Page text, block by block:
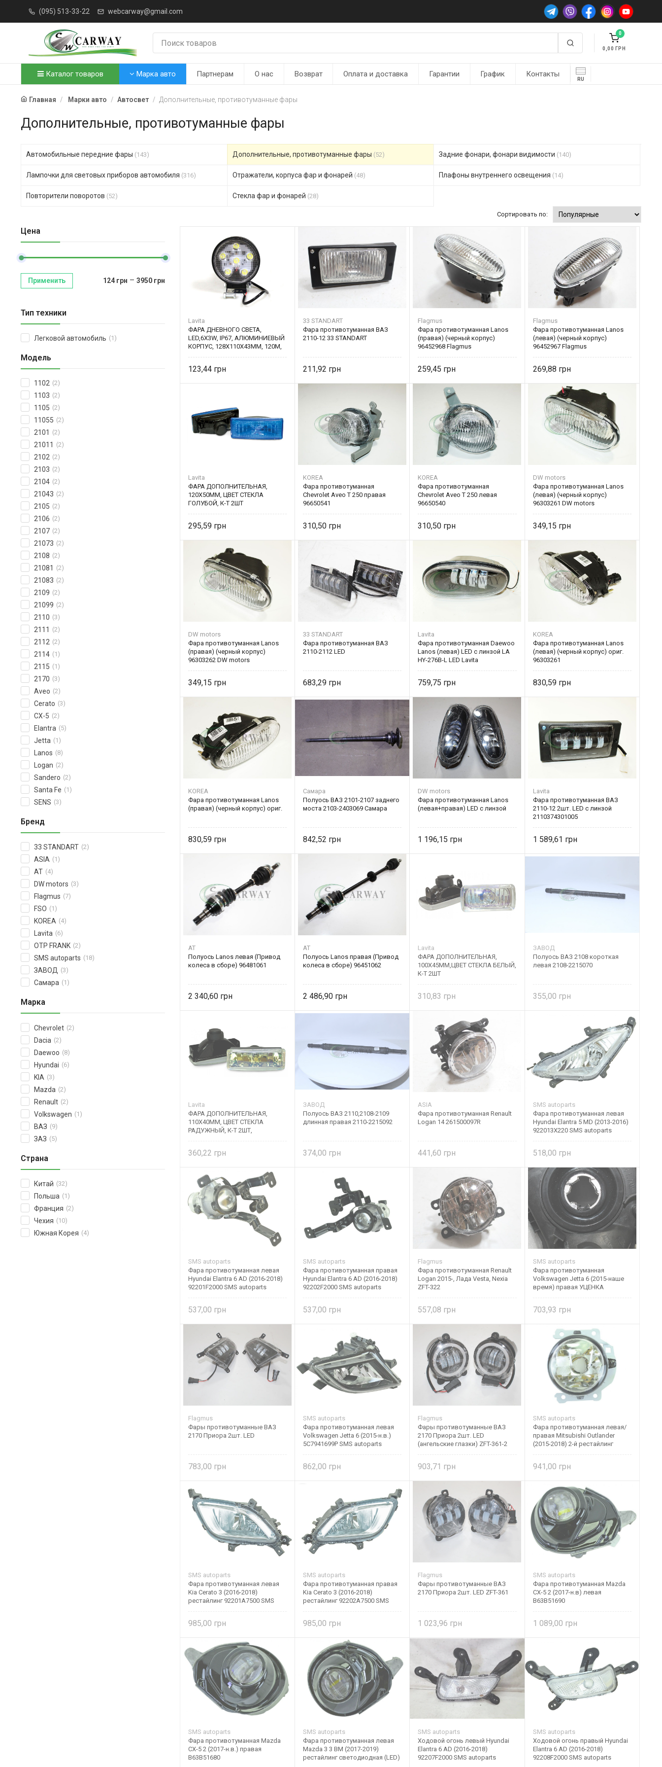
(095) 513-33-22 webcarway@gmail.com
0
0,00
Каталог товаров Марка авто Партнерам О нас Возврат Оплата и доставка Гарантии График Контакты
RU
Главная Марки авто Автосвет Дополнительные, противотуманные фары
Дополнительные, противотуманные фары
Автомобильные передние фары (143) Дополнительные, противотуманные фары (52) Задние фонари, фонари видимости (140)
Лампочки для световых приборов автомобиля (316) Отражатели, корпуса фар и фонарей (48) Плафоны внутреннего освещения (14)
Повторители поворотов (52) Стекла фар и фонарей (28)
Цена
Применить 124грн – 3950грн
Тип техники
Легковой автомобиль (1)
Модель
1102 (2)
1103 (2)
1105 (2)
11055 (2)
2101 (2)
21011 (2)
2102 (2)
2103 (2)
2104 (2)
21043 (2)
2105 (2)
2106 (2)
2107 (2)
21073 (2)
2108 (2)
21081 (2)
21083 (2)
2109 (2)
21099 (2)
2110 (3)
2111 (2)
2112 (2)
2114 (1)
2115 (1)
2170 (3)
Aveo (2)
Cerato (3)
CX-5 (2)
Elantra (5)
Jetta (1)
Lanos (8)
Logan (2)
Sandero (2)
Santa Fe (1)
SENS (3)
Бренд
33 STANDART (2)
ASIA (1)
AT (4)
DW motors (3)
Flagmus (7)
FSO (1)
KOREA (4)
Lavita (6)
OTP FRANK (2)
SMS autoparts (18)
ЗАВОД (3)
Самара (1)
Марка
Chevrolet (2)
Dacia (2)
Daewoo (8)
Hyundai (6)
KIA (3)
Mazda (2)
Renault (2)
Volkswagen (1)
ВАЗ (9)
ЗАЗ (5)
Страна
Китай (32)
Польша (1)
Франция (2)
Чехия (10)
Южная Корея (4)
Сортировать по:
Lavita
ФАРА ДНЕВНОГО СВЕТА,
LED,6X3W, IP67, АЛЮМИНИЕВЫЙ
КОРПУС, 128Х110Х43ММ, 120M,
123,44
33 STANDART
Фара противотуманная ВАЗ
2110-12 33 STANDART
211,92
Flagmus
Фара противотуманная Lanos
(правая) (черный корпус)
96452968 Flagmus
259,45
Flagmus
Фара противотуманная Lanos
(левая) (черный корпус)
96452967 Flagmus
269,88
Lavita
ФАРА ДОПОЛНИТЕЛЬНАЯ,
120Х50ММ, ЦВЕТ СТЕКЛА
ГОЛУБОЙ, К-Т 2ШТ
295,59
KOREA
Фара противотуманная
Chevrolet Aveo Т 250 правая
96650541
310,50
KOREA
Фара противотуманная
Chevrolet Aveo Т 250 левая
96650540
310,50
DW motors
Фара противотуманная Lanos
(левая) (черный корпус)
96303261 DW motors
349,15
DW motors
Фара противотуманная Lanos
(правая) (черный корпус)
96303262 DW motors
349,15
33 STANDART
Фара противотуманная ВАЗ
2110-2112 LED
683,29
Lavita
Фара противотуманная Daewoo
Lanos (левая) LED с линзой LA
HY-276B-L LED Lavita
759,75
KOREA
Фара противотуманная Lanos
(левая) (черный корпус) ориг.
96303261
830,59
KOREA
Фара противотуманная Lanos
(правая) (черный корпус) ориг.
830,59
Самара
Полуось ВАЗ 2101-2107 заднего
моста 2103-2403069 Самара
842,52
DW motors
Фара противотуманная Lanos
(левая+правая) LED с линзой
1 196,15
Lavita
Фара противотуманная ВАЗ
2110-12 2шт. LED с линзой
2110374301005
1 589,61
AT
Полуось Lanos левая (Привод
колеса в сборе) 96481061
2 340,60
AT
Полуось Lanos правая (Привод
колеса в сборе) 96451062
2 486,90
Lavita
ФАРА ДОПОЛНИТЕЛЬНАЯ,
100Х45ММ,ЦВЕТ СТЕКЛА БЕЛЫЙ,
К-Т 2ШТ
310,83
ЗАВОД
Полуось ВАЗ 2108 короткая
левая 2108-2215070
355,00
Lavita
ФАРА ДОПОЛНИТЕЛЬНАЯ,
110Х40ММ, ЦВЕТ СТЕКЛА
РАДУЖНЫЙ, К-Т 2ШТ,
360,22
ЗАВОД
Полуось ВАЗ 2110,2108-2109
длинная правая 2110-2215092
374,00
ASIA
Фара противотуманная Renault
Logan 14 261500097R
441,60
SMS autoparts
Фара противотуманная левая
Hyundai Elantra 5 MD (2013-2016)
922013X220 SMS autoparts
518,00
SMS autoparts
Фара противотуманная левая
Hyundai Elantra 6 AD (2016-2018)
92201F2000 SMS autoparts
537,00
SMS autoparts
Фара противотуманная правая
Hyundai Elantra 6 AD (2016-2018)
92202F2000 SMS autoparts
537,00
Flagmus
Фара противотуманная Renault
Logan 2015-, Лада Vesta, Nexia
ZFT-322
557,08
SMS autoparts
Фара противотуманная
Volkswagen Jetta 6 (2015-наше
время) правая УЦЕНКА
703,93
Flagmus
Фары противотуманные ВАЗ
2170 Приора 2шт. LED
783,00
SMS autoparts
Фара противотуманная левая
Volkswagen Jetta 6 (2015-н.в.)
5C7941699P SMS autoparts
862,00
Flagmus
Фары противотуманные ВАЗ
2170 Приора 2шт. LED
(ангельские глазки) ZFT-361-2
903,71
SMS autoparts
Фара противотуманная левая/
правая Mitsubishi Outlander
(2015-2018) 2-й рестайлинг
941,00
SMS autoparts
Фара противотуманная левая
Kia Cerato 3 (2016-2018)
рестайлинг 92201A7500 SMS
985,00
SMS autoparts
Фара противотуманная правая
Kia Cerato 3 (2016-2018)
рестайлинг 92202A7500 SMS
985,00
Flagmus
Фары противотуманные ВАЗ
2170 Приора 2шт. LED ZFT-361
1 023,96
SMS autoparts
Фара противотуманная Mazda
CX-5 2 (2017-н.в) левая
B63B51690
1 089,00
SMS autoparts
Фара противотуманная Mazda
CX-5 2 (2017-н.в.) правая
B63B51680
SMS autoparts
Фара противотуманная левая
Mazda 3 3 ВМ (2017-2019)
рестайлинг светодиодная (LED)
SMS autoparts
Ходовой огонь левый Hyundai
Elantra 6 AD (2016-2018)
92207F2000 SMS autoparts
SMS autoparts
Ходовой огонь правый Hyundai
Elantra 6 AD (2016-2018)
92208F2000 SMS autoparts